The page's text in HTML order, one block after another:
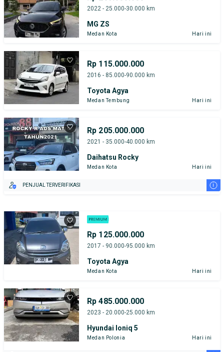
2022 - 25.000-30.000 km
MG ZS
Medan Kota Hari ini
Rp 115.000.000
2016 - 85.000-90.000 km
Toyota Agya
Medan Tembung Hari ini
Rp 205.000.000
2021 - 35.000-40.000 km
Daihatsu Rocky
Medan Kota Hari ini
PENJUAL TERVERIFIKASI i
Rp 125.000.000
2017 - 90.000-95.000 km
Toyota Agya
Medan Kota Hari ini
Rp 485.000.000
2023 - 20.000-25.000 km
Hyundai Ioniq 5
Medan Polonia Hari ini